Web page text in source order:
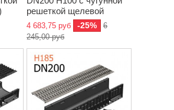
решеткой щелевой
4 683,75 руб -25%
6
245,00 руб